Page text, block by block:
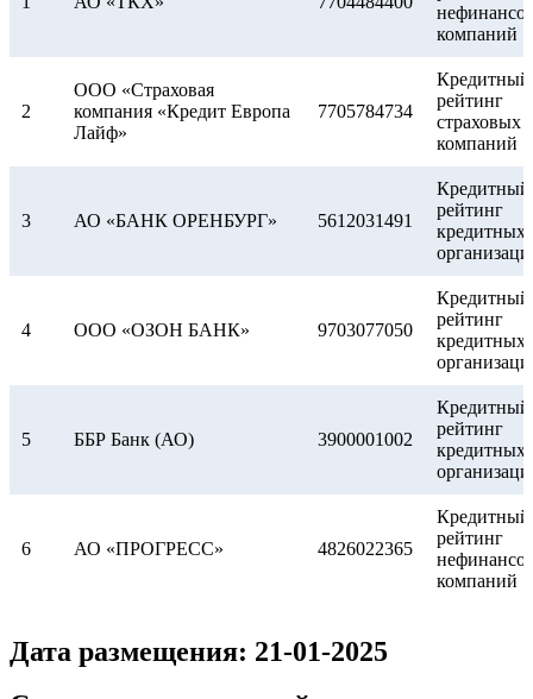
компаний
2
ООО «Страховая
компания «Кредит Европа
Лайф»
7705784734
Кредитный
рейтинг
страховых
компаний
3 АО «БАНК ОРЕНБУРГ» 5612031491
Кредитный
рейтинг
кредитных
4 ООО «ОЗОН БАНК» 9703077050
Кредитный
рейтинг
кредитных
5 ББР Банк (АО) 3900001002
Кредитный
рейтинг
кредитных
6 АО «ПРОГРЕСС» 4826022365
Кредитный
рейтинг
компаний
7
ПАО
«ЧЕЛЯБИНВЕСТБАНК»
7421000200
Дата размещения: 21-01-2025